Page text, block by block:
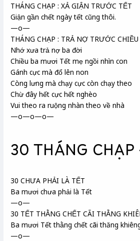
THÁNG CHẠP : XẢ GIẬN TRƯỚC TẾT
Giận gần chết ngày tết cũng thôi.
—o—
THÁNG CHẠP : TRẢ NỢ TRƯỚC
Nhớ xưa trả nợ ba đời
Chiều ba mươi Tết mẹ ngồi nhìn con
Gánh cực mà đổ lên non
Còng lưng mà chạy cực còn chạy theo
Chừ đây hết cực hết nghèo
Vui theo ra ruộng nhàn theo về nhà
—o—o—o—
30 THÁNG CHẠP
30 CHƯA PHẢI LÀ TẾT
Ba mươi chưa phải là Tết
—o—
30 TẾT THẰNG CHẾT CÃI THẰNG
Ba mươi Tết thằng chết cãi thăng
—o—